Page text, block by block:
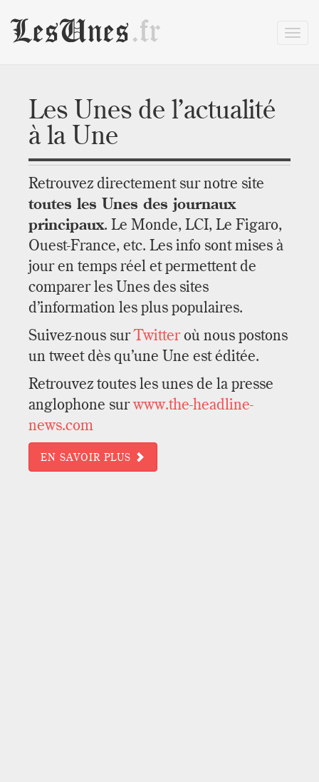
LesUnes.fr
Les Unes de l’actualité
à la Une
Retrouvez directement sur notre site
toutes les Unes des journaux
principaux. Le Monde, LCI, Le Figaro,
Ouest-France, etc. Les info sont mises à
jour en temps réel et permettent de
comparer les Unes des sites
d’information les plus populaires.
Suivez-nous surTwitteroù nous postons
un tweet dès qu’une Une est éditée.
Retrouvez toutes les unes de la presse
anglophone surwww.the-headline-
news.com
EN SAVOIR PLUS